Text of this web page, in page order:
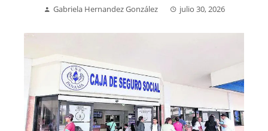
Gabriela Hernandez González julio 30, 2026